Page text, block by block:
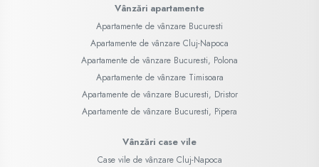
Vânzări apartamente
Apartamente de vânzare Bucuresti
Apartamente de vânzare Cluj-Napoca
Apartamente de vânzare Bucuresti, Polona
Apartamente de vânzare Timisoara
Apartamente de vânzare Bucuresti, Dristor
Apartamente de vânzare Bucuresti, Pipera
Vânzări case vile
Case vile de vânzare Cluj-Napoca